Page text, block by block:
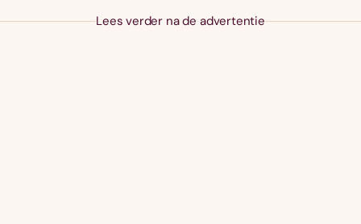
Lees verder na de advertentie